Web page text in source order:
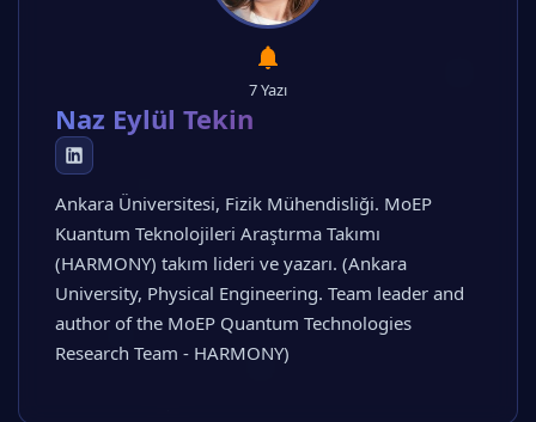
7 Yazı
Naz Eylül Tekin
Ankara Üniversitesi, Fizik Mühendisliği. MoEP
Kuantum Teknolojileri Araştırma Takımı
(HARMONY) takım lideri ve yazarı. (Ankara
University, Physical Engineering. Team leader and
author of the MoEP Quantum Technologies
Research Team - HARMONY)